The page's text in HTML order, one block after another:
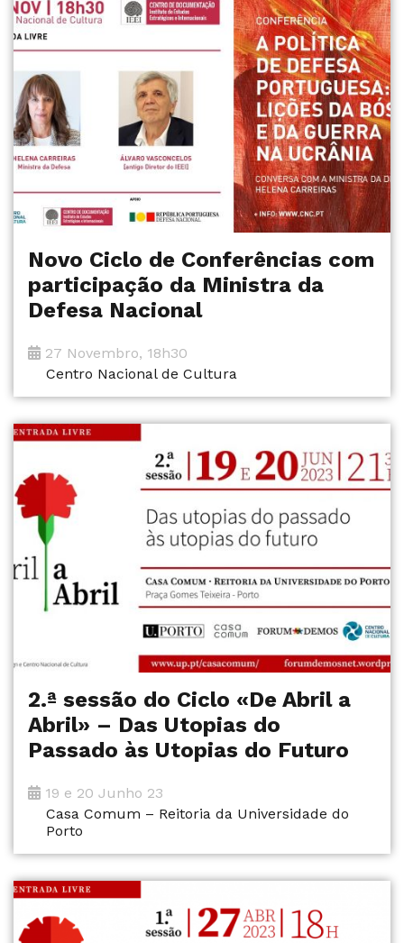
Novo Ciclo de Conferências com
participação da Ministra da
Defesa Nacional
27 Novembro, 18h30
Centro Nacional de Cultura
2.ª sessão do Ciclo «De Abril a
Abril» – Das Utopias do
Passado às Utopias do Futuro
19 e 20 Junho 23
Casa Comum – Reitoria da Universidade do
Porto